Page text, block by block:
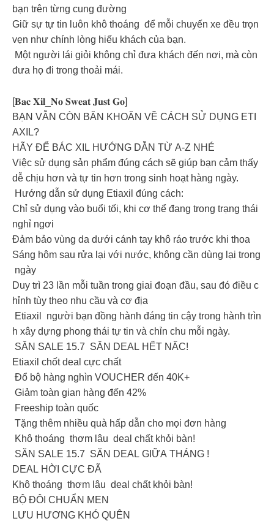
bạn trên từng cung đường
Giữ sự tự tin luôn khô thoáng để mỗi chuyến xe đều trọn
vẹn như chính lòng hiếu khách của bạn.
Một người lái giỏi không chỉ đưa khách đến nơi, mà còn
đưa họ đi trong thoải mái.
[𝐁𝐚𝐜 𝐗𝐢𝐥_𝐍𝐨 𝐒𝐰𝐞𝐚𝐭 𝐉𝐮𝐬𝐭 𝐆𝐨]
BẠN VẪN CÒN BĂN KHOĂN VỀ CÁCH SỬ DỤNG ETI
AXIL?
HÃY ĐỂ BÁC XIL HƯỚNG DẪN TỪ A-Z NHÉ
Việc sử dụng sản phẩm đúng cách sẽ giúp bạn cảm thấy
dễ chịu hơn và tự tin hơn trong sinh hoạt hàng ngày.
Hướng dẫn sử dụng Etiaxil đúng cách:
Chỉ sử dụng vào buổi tối, khi cơ thể đang trong trạng thái
nghỉ ngơi
Đảm bảo vùng da dưới cánh tay khô ráo trước khi thoa
Sáng hôm sau rửa lại với nước, không cần dùng lại trong
ngày
Duy trì 23 lần mỗi tuần trong giai đoạn đầu, sau đó điều c
hỉnh tùy theo nhu cầu và cơ địa
Etiaxil người bạn đồng hành đáng tin cậy trong hành trìn
h xây dựng phong thái tự tin và chỉn chu mỗi ngày.
SĂN SALE 15.7 SĂN DEAL HẾT NẤC!
Etiaxil chốt deal cực chất
Đổ bộ hàng nghìn VOUCHER đến 40K+
Giảm toàn gian hàng đến 42%
Freeship toàn quốc
Tặng thêm nhiều quà hấp dẫn cho mọi đơn hàng
Khô thoáng thơm lâu deal chất khỏi bàn!
SĂN SALE 15.7 SĂN DEAL GIỮA THÁNG !
DEAL HỜI CỰC ĐÃ
Khô thoáng thơm lâu deal chất khỏi bàn!
BỘ ĐÔI CHUẨN MEN
LƯU HƯƠNG KHÓ QUÊN